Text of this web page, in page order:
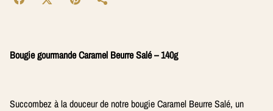
Bougie gourmande Caramel Beurre Salé – 140g
Succombez à la douceur de notre bougie Caramel Beurre Salé, un